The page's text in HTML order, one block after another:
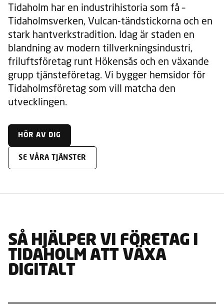
Tidaholm har en industrihistoria som få –
Tidaholmsverken, Vulcan-tändstickorna och en
stark hantverkstradition. Idag är staden en
blandning av modern tillverkningsindustri,
friluftsföretag runt Hökensås och en växande
grupp tjänsteföretag. Vi bygger hemsidor för
Tidaholmsföretag som vill matcha den
utvecklingen.
HÖR AV DIG
SE VÅRA TJÄNSTER
SÅ HJÄLPER VI FÖRETAG I
TIDAHOLM ATT VÄXA
DIGITALT